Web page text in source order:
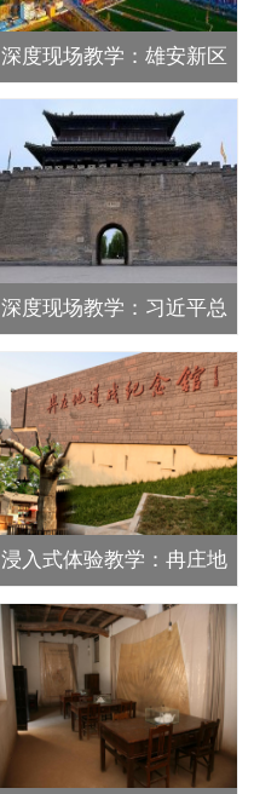
深度现场教学：雄安新区
深度现场教学：习近平总
书记从政始发地 正定
浸入式体验教学：冉庄地
道战